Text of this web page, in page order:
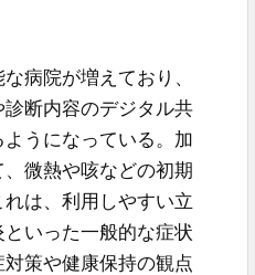
病院が増えており、
断内容のデジタル共
うになっている。加
微熱や咳などの初期
は、利用しやすい立
いった一般的な症状
策や健康保持の観点